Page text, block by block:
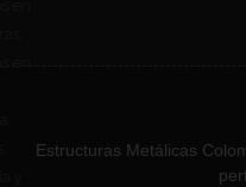
Estructuras Metálicas